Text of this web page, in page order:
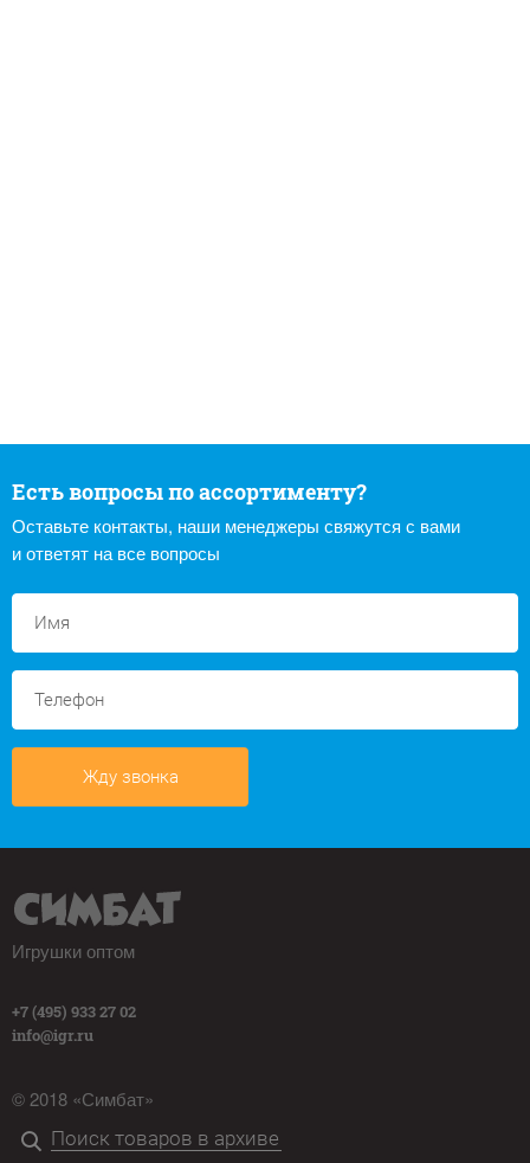
Есть вопросы по ассортименту?
Оставьте контакты, наши менеджеры свяжутся с вами
и ответят на все вопросы
Жду звонка
Игрушки оптом
+7 (495) 933 27 02
info@igr.ru
© 2018 «Симбат»